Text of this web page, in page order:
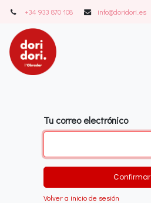
+34 933 870 108 info@doridori..es
Tu correo electrónico
Confirmar
Volver a inicio de sesión